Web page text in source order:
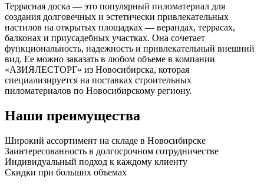
Террасная доска — это популярный пиломатериал для
создания долговечных и эстетически привлекательных
настилов на открытых площадках — верандах, террасах,
балконах и приусадебных участках. Она сочетает
функциональность, надежность и привлекательный внешний
вид. Ее можно заказать в любом объеме в компании
«АЗИЯЛЕСТОРГ» из Новосибирска, которая
специализируется на поставках строительных
пиломатериалов по Новосибирскому региону.
Наши преимущества
Широкий ассортимент на складе в Новосибирске
Заинтересованность в долгосрочном сотрудничестве
Индивидуальный подход к каждому клиенту
Скидки при больших объемах